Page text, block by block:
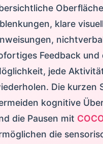
klare
Feedback und
jede
Die kurzen
kognitive
die Pausen mit
die